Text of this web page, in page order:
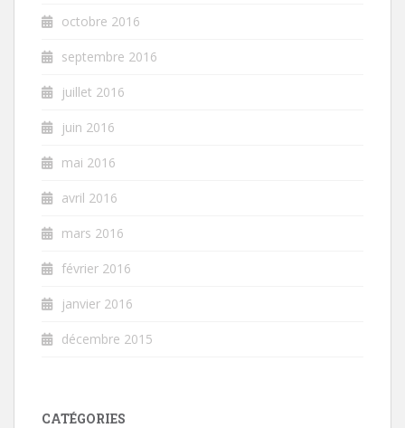
octobre 2016
septembre 2016
juillet 2016
juin 2016
mai 2016
avril 2016
mars 2016
février 2016
janvier 2016
décembre 2015
CATÉGORIES